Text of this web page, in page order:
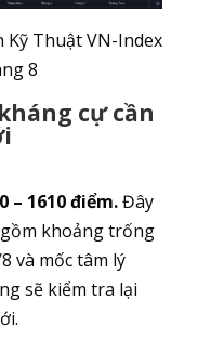
Kỹ Thuật VN-Index
8
cự cần
– 1610 điểm.Đây
khoảng trống
và mốc tâm lý
sẽ kiểm tra lại